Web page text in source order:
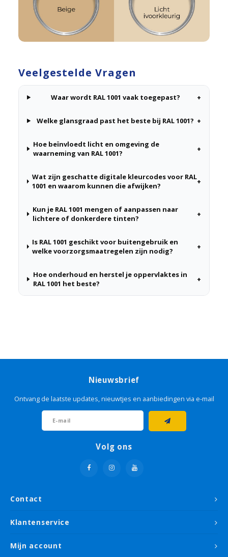
Veelgestelde Vragen
Waar wordt RAL 1001 vaak toegepast? +
Welke glansgraad past het beste bij RAL 1001? +
Hoe beïnvloedt licht en omgeving de
waarneming van RAL 1001?
+
Wat zijn geschatte digitale kleurcodes voor RAL
1001 en waarom kunnen die afwijken?
+
Kun je RAL 1001 mengen of aanpassen naar
lichtere of donkerdere tinten?
+
Is RAL 1001 geschikt voor buitengebruik en
welke voorzorgsmaatregelen zijn nodig?
+
Hoe onderhoud en herstel je oppervlaktes in
RAL 1001 het beste?
+
Contact
Nieuwsbrief
Ontvang de laatste updates, nieuwtjes en aanbiedingen via e-mail
Volg ons
Klantenservice
Mijn account